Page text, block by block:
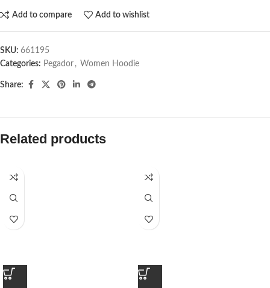
Add to compare Add to wishlist
SKU: 661195
Categories: Pegador​ , Women Hoodie
Share:
Related products